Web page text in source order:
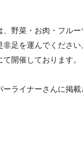
野菜・お肉・フル
足を運んでくださ
開催しております。
ライナーさんに掲